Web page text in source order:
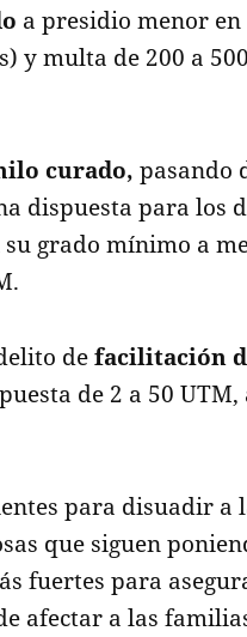
a presidio menor en
y multa de 200 a
curado, pasando
dispuesta para los
grado mínimo a
defacilitación
de 2 a 50
para disuadir a
que siguen
fuertes para
afectar a las